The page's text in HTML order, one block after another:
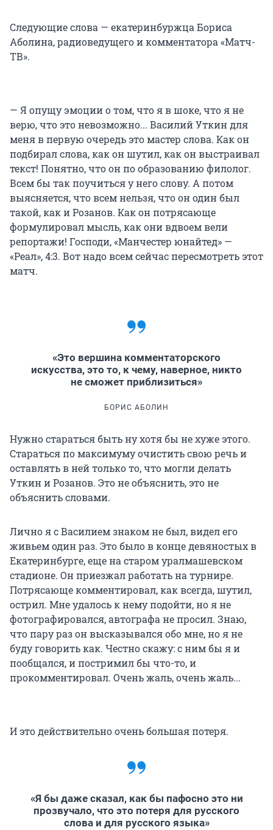
Следующие слова — екатеринбуржца Бориса
Аболина, радиоведущего и комментатора «Матч-
ТВ».
— Я опущу эмоции о том, что я в шоке, что я не
верю, что это невозможно... Василий Уткин для
меня в первую очередь это мастер слова. Как он
подбирал слова, как он шутил, как он выстраивал
текст! Понятно, что он по образованию филолог.
Всем бы так поучиться у него слову. А потом
выясняется, что всем нельзя, что он один был
такой, как и Розанов. Как он потрясающе
формулировал мысль, как они вдвоем вели
репортажи! Господи, «Манчестер юнайтед» —
«Реал», 4:3. Вот надо всем сейчас пересмотреть этот
матч.
«Это вершина комментаторского
искусства, это то, к чему, наверное, никто
не сможет приблизиться»
БОРИС АБОЛИН
Нужно стараться быть ну хотя бы не хуже этого.
Стараться по максимуму очистить свою речь и
оставлять в ней только то, что могли делать
Уткин и Розанов. Это не объяснить, это не
объяснить словами.
Лично я с Василием знаком не был, видел его
живьем один раз. Это было в конце девяностых в
Екатеринбурге, еще на старом уралмашевском
стадионе. Он приезжал работать на турнире.
Потрясающе комментировал, как всегда, шутил,
острил. Мне удалось к нему подойти, но я не
фотографировался, автографа не просил. Знаю,
что пару раз он высказывался обо мне, но я не
буду говорить как. Честно скажу: с ним бы я и
пообщался, и постримил бы что-то, и
прокомментировал. Очень жаль, очень жаль...
И это действительно очень большая потеря.
«Я бы даже сказал, как бы пафосно это ни
прозвучало, что это потеря для русского
слова и для русского языка»